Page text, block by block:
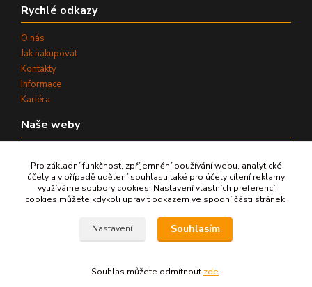
Rychlé odkazy
O nás
Jak nakupovat
Kontakty
Informace
Kariéra
Naše weby
www.aqua-bohemia.com
www.upravyvody.eu
www.cisteni-vody.cz
CZ25301381
Pro základní funkčnost, zpříjemnění používání webu, analytické
účely a v případě udělení souhlasu také pro účely cílení reklamy
využíváme soubory cookies. Nastavení vlastních preferencí
cookies můžete kdykoli upravit odkazem ve spodní části stránek.
Nastavení Souhlasím
Souhlas můžete odmítnout zde.